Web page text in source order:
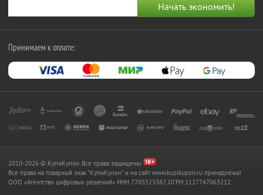
Принимаем к оплате:
2010-2026 © КупиКупон. Все права защищены.
Все права на товарный знак "КупиКупон" и на сайт www.kupikupon.ru принадлежат
OOO «Агентство цифровых решений» ИНН 7705523387, ОГРН 1127747063212